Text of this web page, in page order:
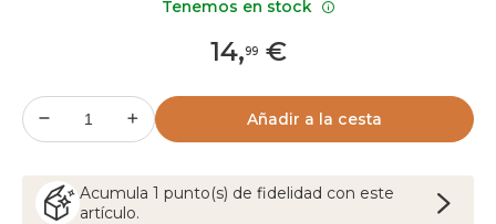
14,99€
Añadir a la cesta
Acumula 1 punto(s) de fidelidad con este
artículo.